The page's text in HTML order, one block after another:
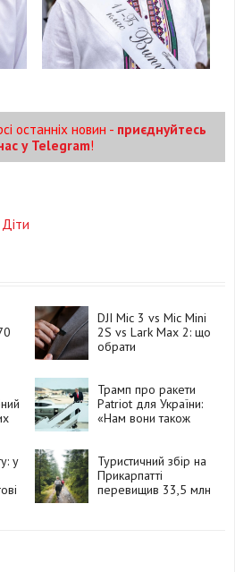
останніх новин - приєднуйтесь
у Telegram!
Діти
DJI Mic 3 vs Mic Mini
2S vs Lark Max 2: що
обрати
Трамп про ракети
Patriot для України:
«Нам вони також
у
Туристичний збір на
Прикарпатті
перевищив 33,5 млн